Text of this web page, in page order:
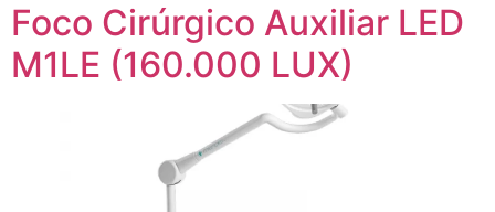
Foco Cirúrgico Auxiliar LED
M1LE (160.000 LUX)